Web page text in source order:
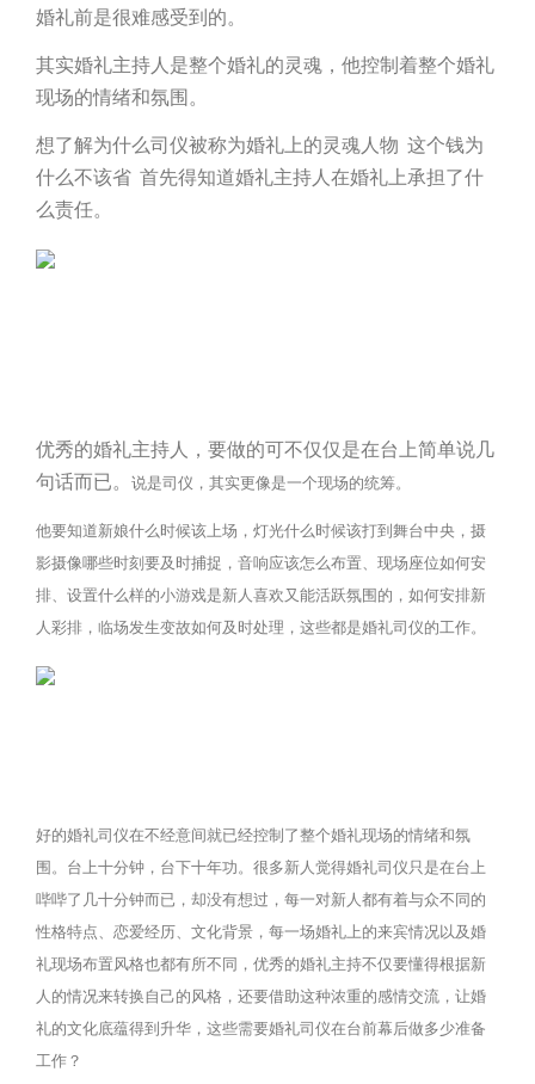
婚礼前是很难感受到的。
其实婚礼主持人是整个婚礼的灵魂，他控制着整个婚礼
现场的情绪和氛围。
想了解为什么司仪被称为婚礼上的灵魂人物 这个钱为
什么不该省 首先得知道婚礼主持人在婚礼上承担了什
么责任。
优秀的婚礼主持人，要做的可不仅仅是在台上简单说几
句话而已。 说是司仪，其实更像是一个现场的统筹。
他要知道新娘什么时候该上场，灯光什么时候该打到舞台中央，摄
影摄像哪些时刻要及时捕捉，音响应该怎么布置、现场座位如何安
排、设置什么样的小游戏是新人喜欢又能活跃氛围的，如何安排新
人彩排，临场发生变故如何及时处理，这些都是婚礼司仪的工作。
好的婚礼司仪在不经意间就已经控制了整个婚礼现场的情绪和氛
围。 台上十分钟，台下十年功。很多新人觉得婚礼司仪只是在台上
哔哔了几十分钟而已，却没有想过，每一对新人都有着与众不同的
性格特点、恋爱经历、文化背景，每一场婚礼上的来宾情况以及婚
礼现场布置风格也都有所不同，优秀的婚礼主持不仅要懂得根据新
人的情况来转换自己的风格，还要借助这种浓重的感情交流，让婚
礼的文化底蕴得到升华，这些需要婚礼司仪在台前幕后做多少准备
工作？